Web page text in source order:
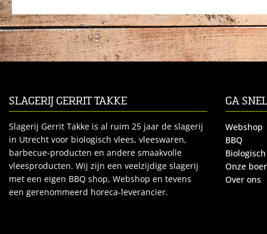
SLAGERIJ GERRIT TAKKE
Slagerij Gerrit Takke is al ruim 25 jaar de slagerij
in Utrecht voor biologisch vlees, vleeswaren,
barbecue-producten en andere smaakvolle
vleesproducten. Wij zijn een veelzijdige slagerij
met een eigen BBQ shop, Webshop en tevens
een gerenommeerd horeca-leverancier.
GA
Webshop
BBQ
Onze
Over ons